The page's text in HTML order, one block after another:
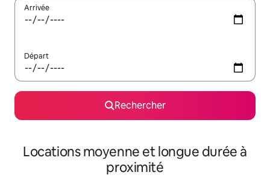
Arrivée
Départ
Rechercher
Locations moyenne et longue durée à
proximité